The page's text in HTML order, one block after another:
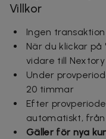
Villkor
Ingen
När du klickar på
vidare till
Under
20 timmar
Efter
automatiskt, från
Gäller för nya